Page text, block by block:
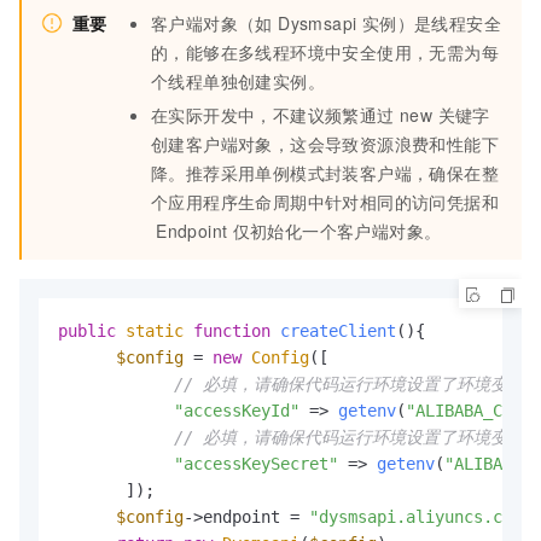
重要
客户端对象（如 Dysmsapi 实例）是线程安全
的，能够在多线程环境中安全使用，无需为每
个线程单独创建实例。
在实际开发中，不建议频繁通过 new 关键字
创建客户端对象，这会导致资源浪费和性能下
降。推荐采用单例模式封装客户端，确保在整
个应用程序生命周期中针对相同的访问凭据和
Endpoint 仅初始化一个客户端对象。
public static function createClient ( ){
$config = new Config([
// 必填，请确保代码运行环境设置了环境变量
"accessKeyId"
=> getenv(
// 必填，请确保代码运行环境设置了环境变量
"accessKeySecret"
=> getenv(
       ]);
$config->endpoint = "dysmsapi.aliyuncs.com"